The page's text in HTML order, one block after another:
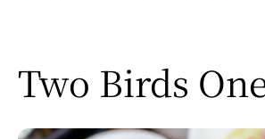
Two Birds